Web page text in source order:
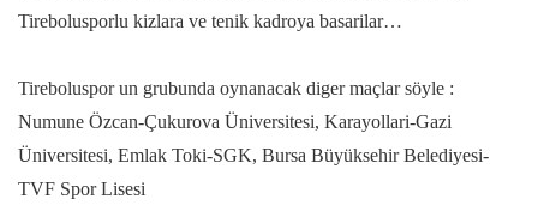
Tirebolusporlu kizlara ve tenik kadroya basarilar…
Tireboluspor un grubunda oynanacak diger maçlar söyle :
Numune Özcan-Çukurova Üniversitesi, Karayollari-Gazi
Üniversitesi, Emlak Toki-SGK, Bursa Büyüksehir Belediyesi-
TVF Spor Lisesi